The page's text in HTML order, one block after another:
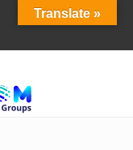
Translate »